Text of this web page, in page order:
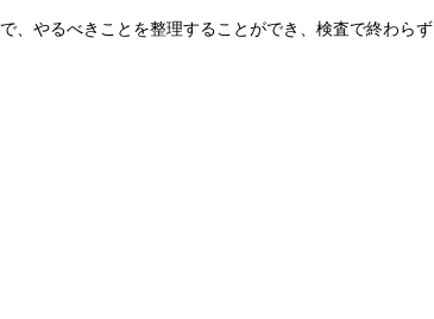
、やるべきことを整理することができ、検査で終わらず